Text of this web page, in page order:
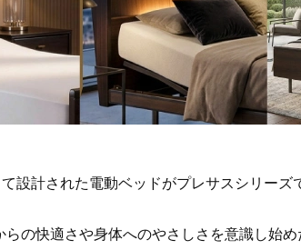
設計された電動ベッドがプレサスシリーズ
の快適さや身体へのやさしさを意識し始